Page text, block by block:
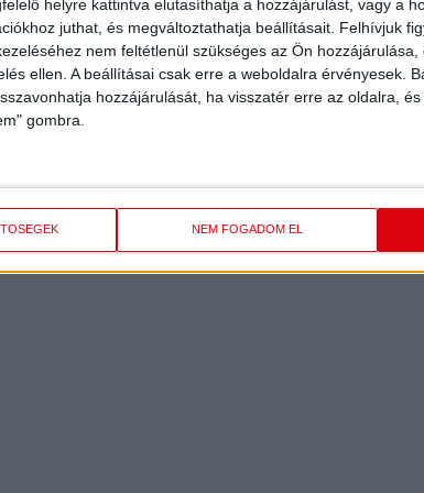
helyre kattintva elutasíthatja a hozzájárulást, vagy a
juthat, és megváltoztathatja beállításait. Felhívjuk
nem feltétlenül szükséges az Ön
ellen. A beállításai csak erre a weboldalra érvényesek.
hozzájárulását, ha visszatér erre az oldalra,
gombra.
NEM FOGADOM EL
stabilitását mutatja, hanem a Bisnode minősítés
évben milyen valószínűséggel válik
a jövőben is stabil szereplője lesz a piacnak.